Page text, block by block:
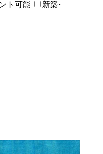
ト可能
新築･